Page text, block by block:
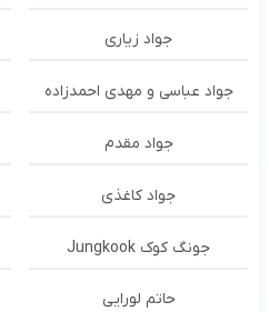
جواد زیاری
جواد عباسی و مهدی احمدزاده
جواد مقدم
جواد کاغذی
جونگ کوک Jungkook
حاتم لورایی